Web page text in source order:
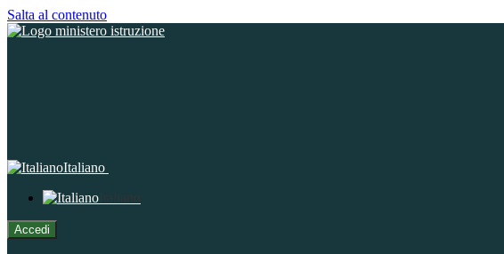
Salta al contenuto
Italiano
Italiano
Accedi